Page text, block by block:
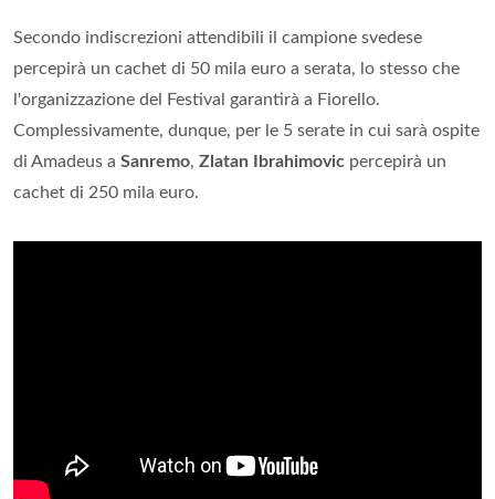
Secondo indiscrezioni attendibili il campione svedese
percepirà un cachet di 50 mila euro a serata, lo stesso che
l'organizzazione del Festival garantirà a Fiorello.
Complessivamente, dunque, per le 5 serate in cui sarà ospite
di Amadeus a Sanremo, Zlatan Ibrahimovic percepirà un
cachet di 250 mila euro.